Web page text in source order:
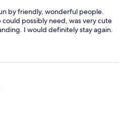
by friendly, wonderful people.
possibly need, was very cute
I would definitely stay again.